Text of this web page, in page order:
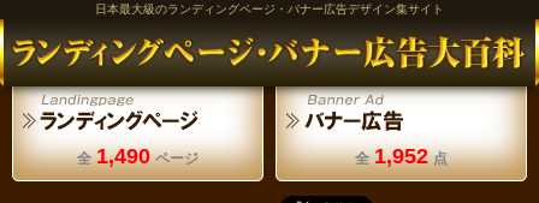
日本最大級のランディングページ・バナー広告デザイン集サイト
全 1,490 ページ 全 1,952 点